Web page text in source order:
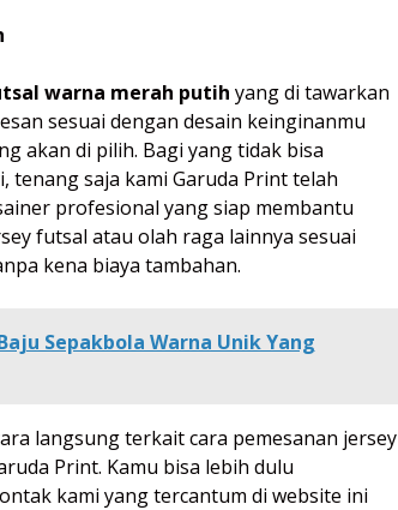
warna merah putih yang di tawarkan
sesuai dengan desain keinginanmu
akan di pilih. Bagi yang tidak bisa
tenang saja kami Garuda Print telah
profesional yang siap membantu
futsal atau olah raga lainnya sesuai
kena biaya tambahan.
Sepakbola Warna Unik Yang
langsung terkait cara pemesanan jersey
Print. Kamu bisa lebih dulu
kami yang tercantum di website ini